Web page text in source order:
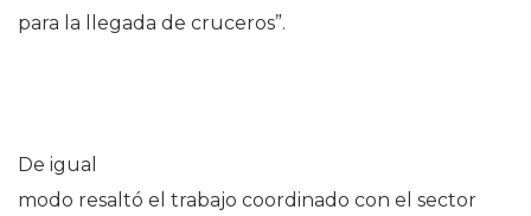
para la llegada de cruceros”.
De igual
modo resaltó el trabajo coordinado con el sector